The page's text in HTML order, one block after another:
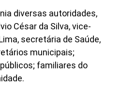
diversas autoridades,
César da Silva, vice-
secretária de Saúde,
municipais;
familiares do